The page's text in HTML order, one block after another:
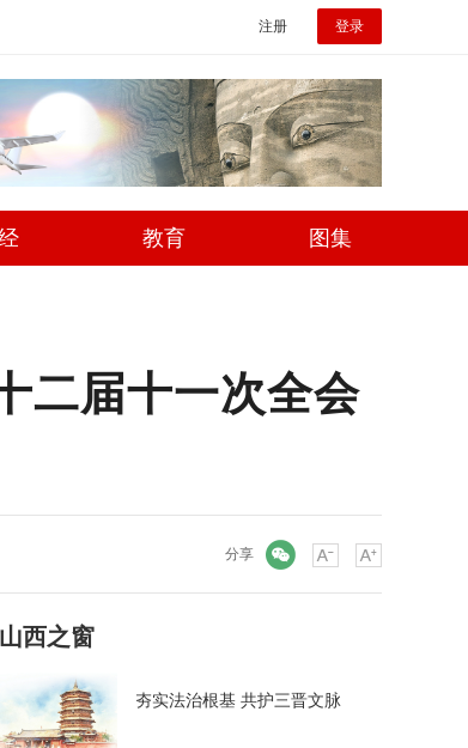
注册 登录
教育 图集
二届十一次全会
分享
山西之窗
夯实法治根基 共护三晋文脉